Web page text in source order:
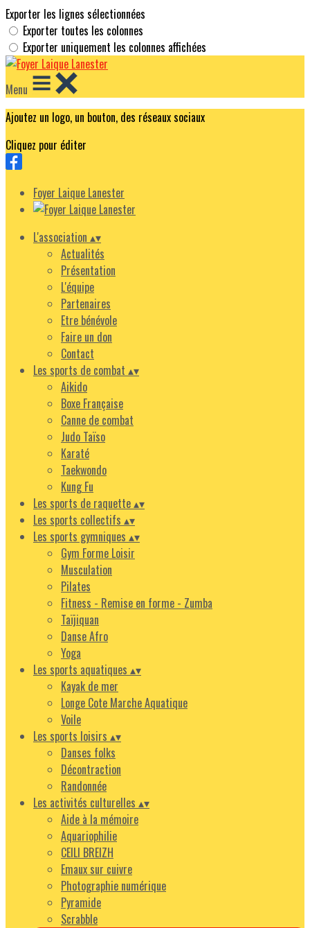
Exporter les lignes sélectionnées
Exporter toutes les colonnes
Exporter uniquement les colonnes affichées
Menu
Ajoutez un logo, un bouton, des réseaux sociaux
Cliquez pour éditer
Foyer Laique Lanester
L'association ▴▾
Actualités
Présentation
L'équipe
Partenaires
Etre bénévole
Faire un don
Contact
Les sports de combat ▴▾
Aikido
Boxe Française
Canne de combat
Judo Taïso
Karaté
Taekwondo
Kung Fu
Les sports de raquette▴▾
Les sports collectifs ▴▾
Les sports gymniques ▴▾
Gym Forme Loisir
Musculation
Pilates
Fitness - Remise en forme - Zumba
Taïjiquan
Danse Afro
Yoga
Les sports aquatiques ▴▾
Kayak de mer
Longe Cote Marche Aquatique
Voile
Les sports loisirs ▴▾
Danses folks
Décontraction
Randonnée
Les activités culturelles ▴▾
Aide à la mémoire
Aquariophilie
CEILI BREIZH
Emaux sur cuivre
Photographie numérique
Pyramide
Scrabble